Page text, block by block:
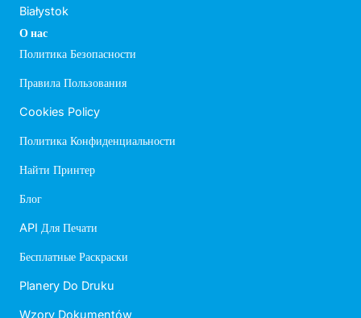
Białystok
О нас
Политика Безопасности
Правила Пользования
Cookies Policy
Политика Конфиденциальности
Найти Принтер
Блог
API Для Печати
Бесплатные Раскраски
Planery Do Druku
Wzory Dokumentów